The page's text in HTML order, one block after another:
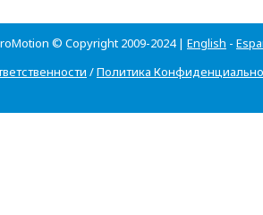
© Copyright 2009-2024 | English -
/Политика